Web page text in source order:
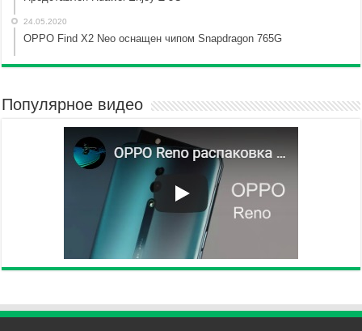
24.05.2020
OPPO Find X2 Neo оснащен чипом Snapdragon 765G
Популярное видео